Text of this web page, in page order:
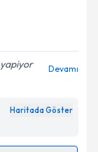
Devamı
Haritada Göster